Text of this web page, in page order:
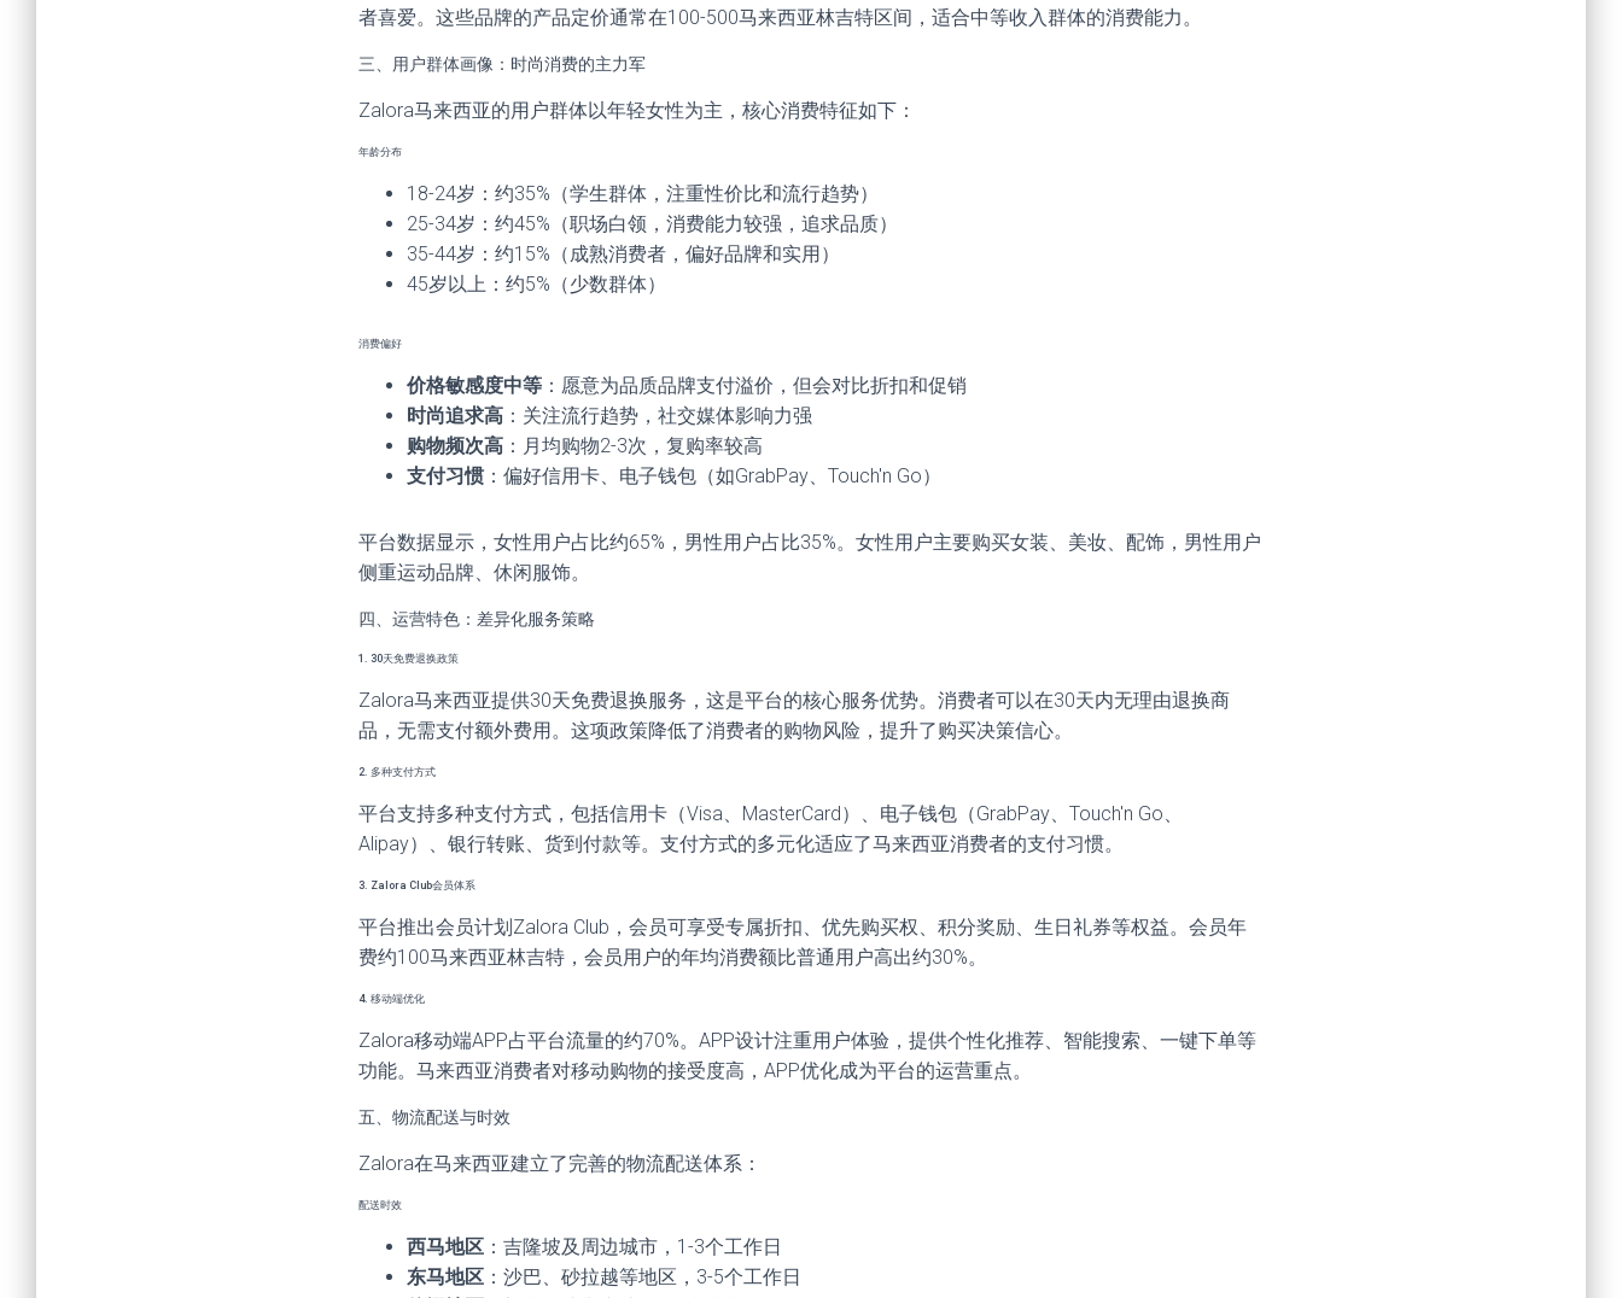
者喜爱。这些品牌的产品定价通常在100-500马来西亚林吉特区间，适合中等收入群体的消费能力。
三、用户群体画像：时尚消费的主力军
Zalora马来西亚的用户群体以年轻女性为主，核心消费特征如下：
年龄分布
18-24岁：约35%（学生群体，注重性价比和流行趋势）
25-34岁：约45%（职场白领，消费能力较强，追求品质）
35-44岁：约15%（成熟消费者，偏好品牌和实用）
45岁以上：约5%（少数群体）
消费偏好
价格敏感度中等 ：愿意为品质品牌支付溢价，但会对比折扣和促销
时尚追求高 ：关注流行趋势，社交媒体影响力强
购物频次高 ：月均购物2-3次，复购率较高
支付习惯 ：偏好信用卡、电子钱包（如GrabPay、Touch'n Go）
平台数据显示，女性用户占比约65%，男性用户占比35%。女性用户主要购买女装、美妆、配饰，男性用户
侧重运动品牌、休闲服饰。
四、运营特色：差异化服务策略
1. 30天免费退换政策
Zalora马来西亚提供30天免费退换服务，这是平台的核心服务优势。消费者可以在30天内无理由退换商
品，无需支付额外费用。这项政策降低了消费者的购物风险，提升了购买决策信心。
2. 多种支付方式
平台支持多种支付方式，包括信用卡（Visa、MasterCard）、电子钱包（GrabPay、Touch'n Go、
Alipay）、银行转账、货到付款等。支付方式的多元化适应了马来西亚消费者的支付习惯。
3. Zalora Club会员体系
平台推出会员计划Zalora Club，会员可享受专属折扣、优先购买权、积分奖励、生日礼券等权益。会员年
费约100马来西亚林吉特，会员用户的年均消费额比普通用户高出约30%。
4. 移动端优化
Zalora移动端APP占平台流量的约70%。APP设计注重用户体验，提供个性化推荐、智能搜索、一键下单等
功能。马来西亚消费者对移动购物的接受度高，APP优化成为平台的运营重点。
五、物流配送与时效
Zalora在马来西亚建立了完善的物流配送体系：
配送时效
西马地区 ：吉隆坡及周边城市，1-3个工作日
东马地区 ：沙巴、砂拉越等地区，3-5个工作日